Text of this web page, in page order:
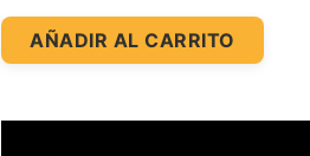
AÑADIR AL CARRITO